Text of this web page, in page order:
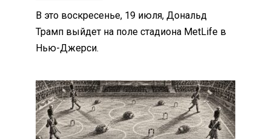
В это воскресенье, 19 июля, Дональд
Трамп выйдет на поле стадиона MetLife в
Нью-Джерси.